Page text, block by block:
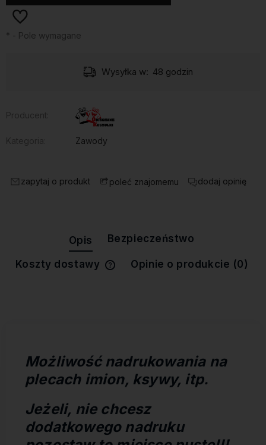
* - Pole wymagane
Wysyłka w: 48 godzin
Zawody
zapytaj o produkt poleć znajomemu dodaj opinię
Opis Bezpieczeństwo
Koszty dostawy
Cena nie zawiera ewentualnych
Opinie o produkcie (0)
Możliwość nadrukowania na
plecach imion, ksywy, itp.
Jeżeli, nie chcesz
dodatkowego nadruku